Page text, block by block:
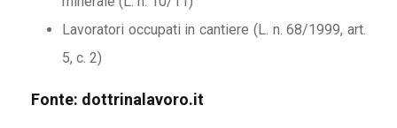
Lavoratori occupati in cantiere (L. n. 68/1999, art.
5, c. 2)
Fonte: dottrinalavoro.it